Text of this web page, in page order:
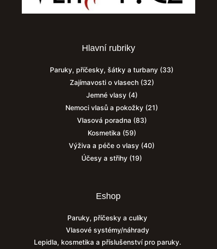
Hlavní rubriky
Paruky, příčesky, šátky a turbany (33)
Zajímavosti o vlasech(32)
Jemné vlasy(4)
Nemoci vlasů a pokožky (21)
Vlasová poradna (83)
Kosmetika (59)
Výživa a péče o vlasy (40)
Účesy a střihy (19)
Eshop
Paruky, příčesky a culíky
Vlasové systémy/náhrady
Lepidla, kosmetika a příslušenství pro paruky.